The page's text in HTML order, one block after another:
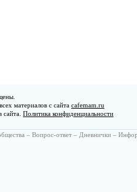
материалов с сайта cafemam.ru
сайта. Политика конфиденциальности
– Вопрос-ответ – Дневнички –